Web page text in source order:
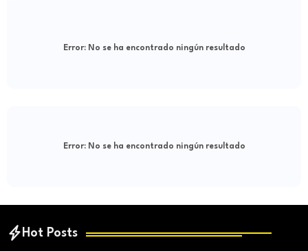
Error:No se ha encontrado ningún resultado
Error:No se ha encontrado ningún resultado
Hot Posts